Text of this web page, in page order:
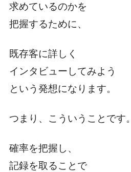
求めているのかを
把握するために、
既存客に詳しく
インタビューしてみよう
という発想になります。
つまり、こういうことです。
確率を把握し、
記録を取ることで